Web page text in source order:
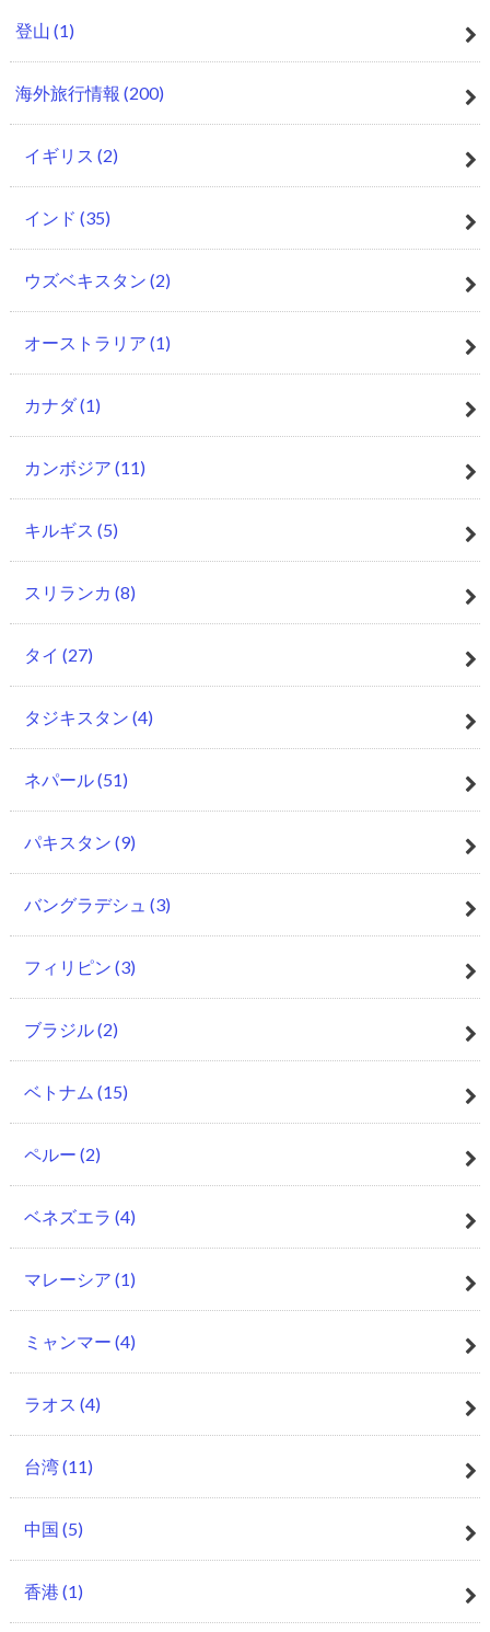
登山 (1)
海外旅行情報 (200)
イギリス (2)
インド (35)
ウズベキスタン (2)
オーストラリア (1)
カナダ(1)
カンボジア (11)
キルギス (5)
スリランカ (8)
タイ (27)
タジキスタン (4)
ネパール(51)
パキスタン (9)
バングラデシュ (3)
フィリピン (3)
ブラジル(2)
ベトナム (15)
ペルー (2)
ベネズエラ (4)
マレーシア (1)
ミャンマー (4)
ラオス (4)
台湾(11)
中国 (5)
香港 (1)